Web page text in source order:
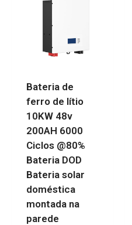
Bateria de
ferro de lítio
10KW 48v
200AH 6000
Ciclos @80%
Bateria DOD
Bateria solar
doméstica
montada na
parede